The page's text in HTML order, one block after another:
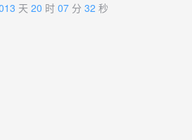
天 20 时 07 分 32 秒